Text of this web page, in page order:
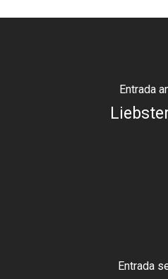
Entrada
Entrada